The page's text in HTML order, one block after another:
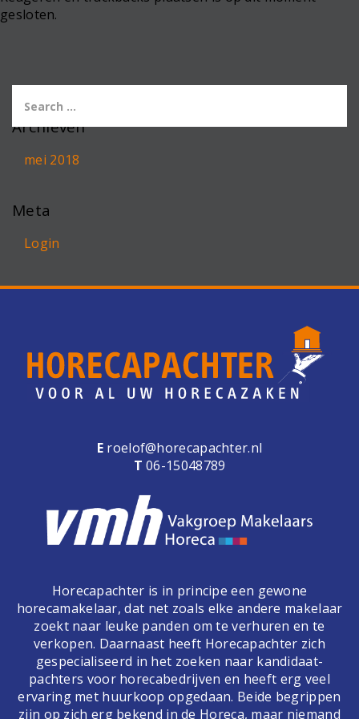
gesloten.
Archieven
mei 2018
Meta
Login
E roelof@horecapachter.nl
T 06-15048789
Horecapachter is in principe een gewone
horecamakelaar, dat net zoals elke andere makelaar
zoekt naar leuke panden om te verhuren en te
verkopen. Daarnaast heeft Horecapachter zich
gespecialiseerd in het zoeken naar kandidaat-
pachters voor horecabedrijven en heeft erg veel
ervaring met huurkoop opgedaan. Beide begrippen
zijn op zich erg bekend in de Horeca, maar niemand